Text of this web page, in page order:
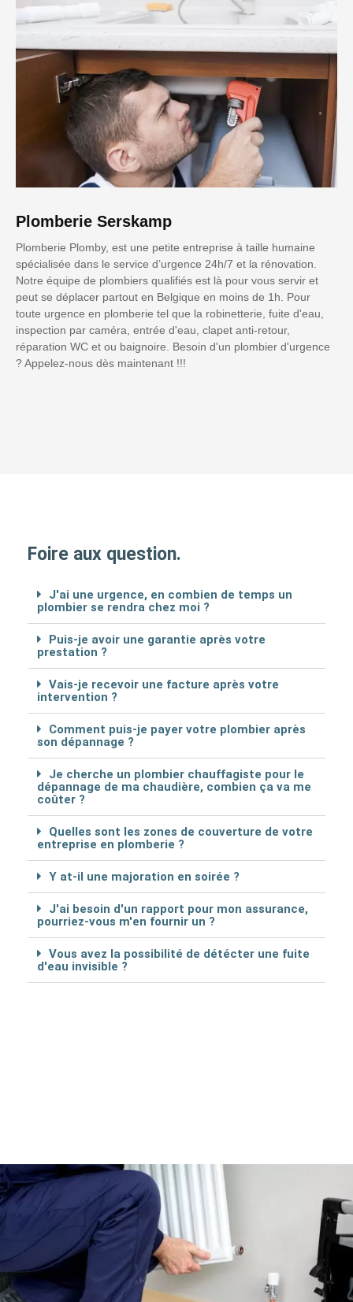
Plomberie Serskamp
Plomberie Plomby, est une petite entreprise à taille humaine
spécialisée dans le service d’urgence 24h/7 et la rénovation.
Notre équipe de plombiers qualifiés est là pour vous servir et
peut se déplacer partout en Belgique en moins de 1h. Pour
toute urgence en plomberie tel que la robinetterie, fuite d'eau,
inspection par caméra, entrée d'eau, clapet anti-retour,
réparation WC et ou baignoire. Besoin d'un plombier d'urgence
? Appelez-nous dès maintenant !!!
Foire aux question.
J'ai une urgence, en combien de temps un
plombier se rendra chez moi ?
Puis-je avoir une garantie après votre
prestation ?
Vais-je recevoir une facture après votre
intervention ?
Comment puis-je payer votre plombier après
son dépannage ?
Je cherche un plombier chauffagiste pour le
dépannage de ma chaudière, combien ça va me
coûter ?
Quelles sont les zones de couverture de votre
entreprise en plomberie ?
Y at-il une majoration en soirée ?
J'ai besoin d'un rapport pour mon assurance,
pourriez-vous m'en fournir un ?
Vous avez la possibilité de détécter une fuite
d'eau invisible ?